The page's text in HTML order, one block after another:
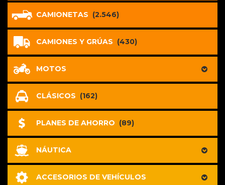
CAMIONETAS (2.546)
CAMIONES Y GRÚAS (430)
MOTOS
CLÁSICOS (162)
PLANES DE AHORRO (89)
NÁUTICA
ACCESORIOS DE VEHÍCULOS